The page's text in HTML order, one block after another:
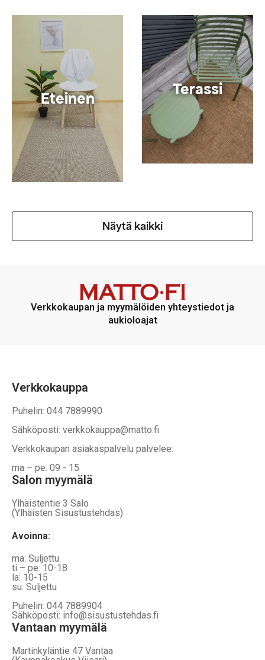
Eteinen Terassi
Näytä kaikki
Verkkokaupan ja myymälöiden yhteystiedot ja
aukioloajat
Verkkokauppa
Puhelin: 044 7889990
Sähköposti: verkkokauppa@matto.fi
Verkkokaupan asiakaspalvelu palvelee:
ma – pe: 09 - 15
Salon myymälä
Ylhäistentie 3 Salo
(Ylhäisten Sisustustehdas)
Avoinna:
ma: Suljettu
ti – pe: 10-18
la: 10-15
su: Suljettu
Puhelin: 044 7889904
Sähköposti: info@sisustustehdas.fi
Vantaan myymälä
Martinkyläntie 47 Vantaa